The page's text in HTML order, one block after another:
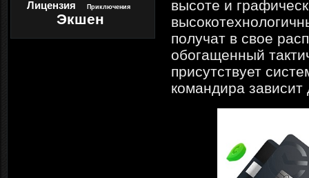
Лицензия Приключения
Экшен
высоте и
получат в свое
обогащенный
присутствует
командира